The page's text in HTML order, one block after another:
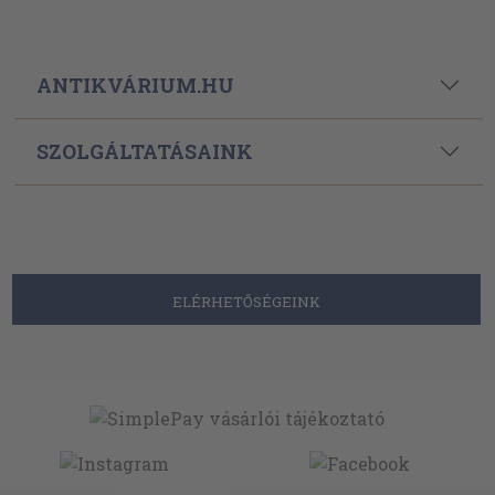
ANTIKVÁRIUM.HU
SZOLGÁLTATÁSAINK
ELÉRHETŐSÉGEINK